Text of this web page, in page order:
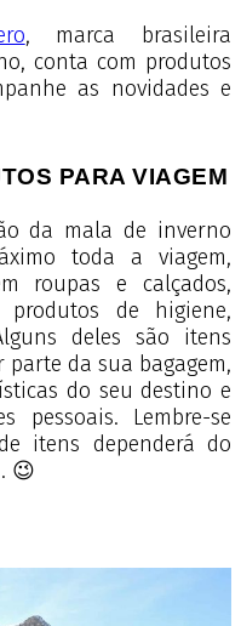
, marca brasileira
conta com produtos
as novidades e
PARA VIAGEM
da mala de inverno
toda a viagem,
roupas e calçados,
produtos de higiene,
deles são itens
parte da sua bagagem,
do seu destino e
pessoais. Lembre-se
itens dependerá do
😉